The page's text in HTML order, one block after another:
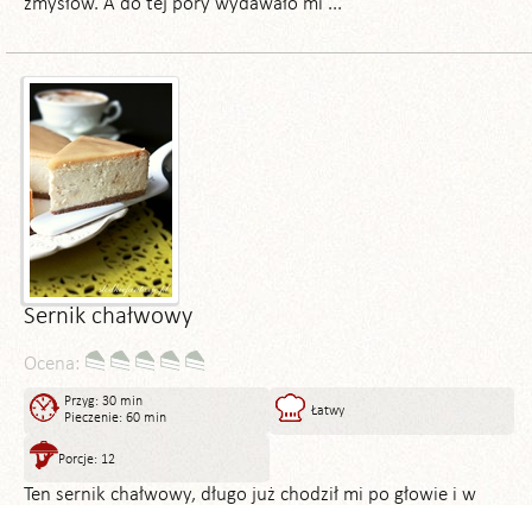
Sernik chałwowy
Ocena:
Przyg: 30 min
Pieczenie: 60 min
Łatwy
Porcje: 12
Ten sernik chałwowy, długo już chodził mi po głowie i w